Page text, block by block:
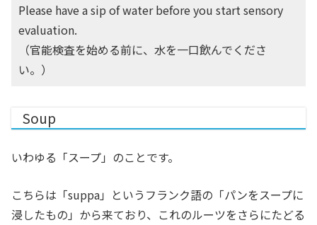
Please have a sip of water before you start sensory
evaluation.
（官能検査を始める前に、水を一口飲んでくださ
い。）
Soup
いわゆる「スープ」のことです。
こちらは「suppa」というフランク語の「パンをスープに
浸したもの」から来ており、これのルーツをさらにたどる